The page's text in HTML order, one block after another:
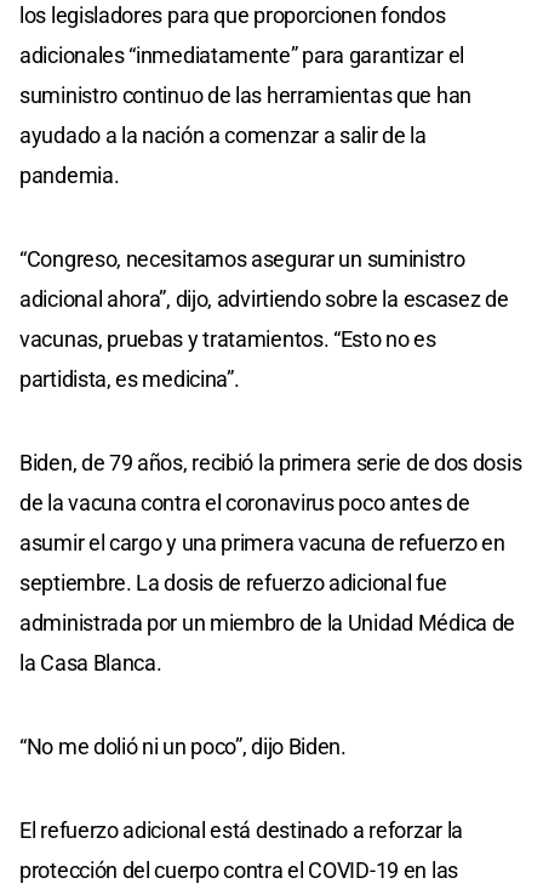
los legisladores para que proporcionen fondos
adicionales “inmediatamente” para garantizar el
suministro continuo de las herramientas que han
ayudado a la nación a comenzar a salir de la
pandemia.
“Congreso, necesitamos asegurar un suministro
adicional ahora”, dijo, advirtiendo sobre la escasez de
vacunas, pruebas y tratamientos. “Esto no es
partidista, es medicina”.
Biden, de 79 años, recibió la primera serie de dos dosis
de la vacuna contra el coronavirus poco antes de
asumir el cargo y una primera vacuna de refuerzo en
septiembre. La dosis de refuerzo adicional fue
administrada por un miembro de la Unidad Médica de
la Casa Blanca.
“No me dolió ni un poco”, dijo Biden.
El refuerzo adicional está destinado a reforzar la
protección del cuerpo contra el COVID-19 en las